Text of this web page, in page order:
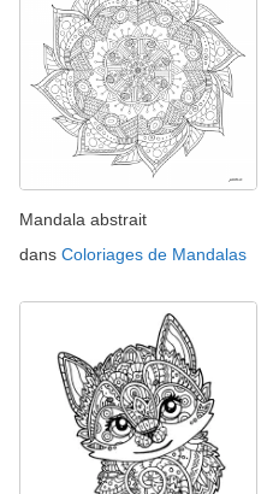
Mandala abstrait
dans Coloriages de Mandalas